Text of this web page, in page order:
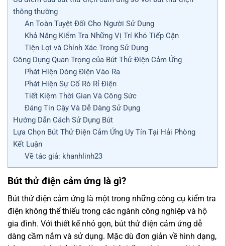
thông thường
An Toàn Tuyệt Đối Cho Người Sử Dụng
Khả Năng Kiểm Tra Những Vị Trí Khó Tiếp Cận
Tiện Lợi và Chính Xác Trong Sử Dụng
Công Dụng Quan Trọng của Bút Thử Điện Cảm Ứng
Phát Hiện Dòng Điện Vào Ra
Phát Hiện Sự Cố Rò Rỉ Điện
Tiết Kiệm Thời Gian Và Công Sức
Đáng Tin Cậy Và Dễ Dàng Sử Dụng
Hướng Dẫn Cách Sử Dụng Bút
Lựa Chọn Bút Thử Điện Cảm Ứng Uy Tín Tại Hải Phòng
Kết Luận
Về tác giả: khanhlinh23
Bút thử điện cảm ứng là gì?
Bút thử điện cảm ứng là một trong những công cụ kiểm tra
điện không thể thiếu trong các ngành công nghiệp và hộ
gia đình. Với thiết kế nhỏ gọn, bút thử điện cảm ứng dễ
dàng cầm nắm và sử dụng. Mặc dù đơn giản về hình dạng,